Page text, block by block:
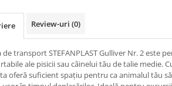
Review-uri (0)
de transport STEFANPLAST Gulliver Nr. 2 este
ale pisicii sau câinelui tău de talie medie.
oferă suficient spațiu pentru ca animalul tău